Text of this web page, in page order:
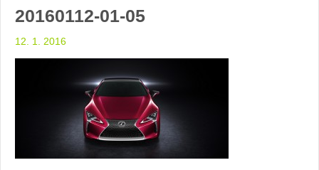
20160112-01-05
12. 1. 2016